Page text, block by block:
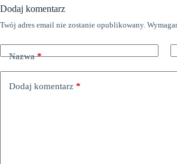
Dodaj komentarz
Twój adres email nie zostanie opublikowany.
Nazwa*
Dodaj komentarz *